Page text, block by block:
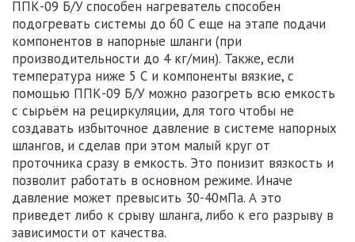
ППК-09 Б/Успособен нагреватель способен
подогревать системы до 60 С еще на этапе подачи
компонентов в напорные шланги (при
производительности до 4 кг/мин). Также, если
температура ниже 5 С и компоненты вязкие, с
помощью ППК-09 Б/Уможно разогреть всю емкость
с сырьём на рециркуляции, для того чтобы не
создавать избыточное давление в системе напорных
шлангов, и сделав при этом малый круг от
проточника сразу в емкость. Это понизит вязкость и
позволит работать в основном режиме. Иначе
давление может превысить 30-40мПа. А это
приведет либо к срыву шланга, либо к его разрыву в
зависимости от качества.